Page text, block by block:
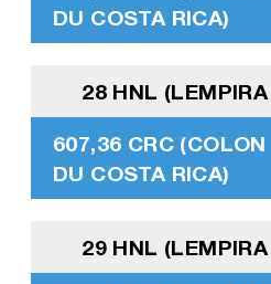
DU COSTA RICA)
28 HNL
607,36 CRC (COLON
DU COSTA RICA)
29 HNL